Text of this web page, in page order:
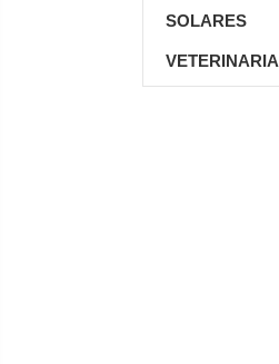
SOLARES
VETERINARIA